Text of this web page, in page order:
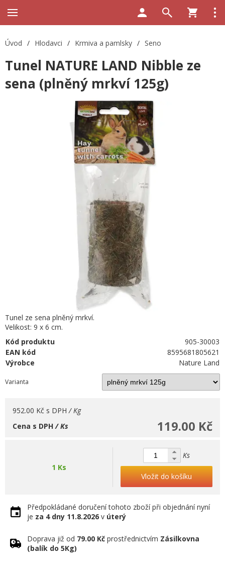
Úvod / Hlodavci / Krmiva a pamlsky / Seno
Tunel NATURE LAND Nibble ze
sena (plněný mrkví 125g)
Tunel ze sena plněný mrkví.
Velikost: 9 x 6 cm.
Kód produktu
905-30003
EAN kód
8595681805621
Výrobce
Nature Land
Varianta
952.00 Kč s DPH / Kg
119.00 Kč
Cena s DPH/ Ks
1 Ks
Ks
Vložit do košíku
Předpokládané doručení tohoto zboží při objednání nyní
je za 4 dny 11.8.2026 v úterý
Doprava již od 79.00 Kč prostřednictvím Zásilkovna
(balík do 5Kg)